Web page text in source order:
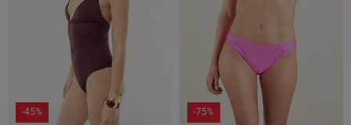
-45% -75%